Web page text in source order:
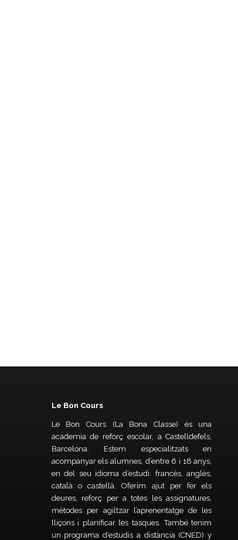
Le Bon Cours
Le Bon Cours (La Bona Classe) és una
academia de reforç escolar, a Castelldefels,
Barcelona. Estem especialitzats en
acompanyar els alumnes, d’entre 6 i 18 anys,
en del seu idioma d’estudi: francès, anglès,
català o castellà. Oferim ajut per fer els
deures, reforç per a totes les assignatures,
mètodes per agiltzar l’aprenentatge de les
lliçons i planificar les tasques. També tenim
un programa d’estudis a distància (CNED) y